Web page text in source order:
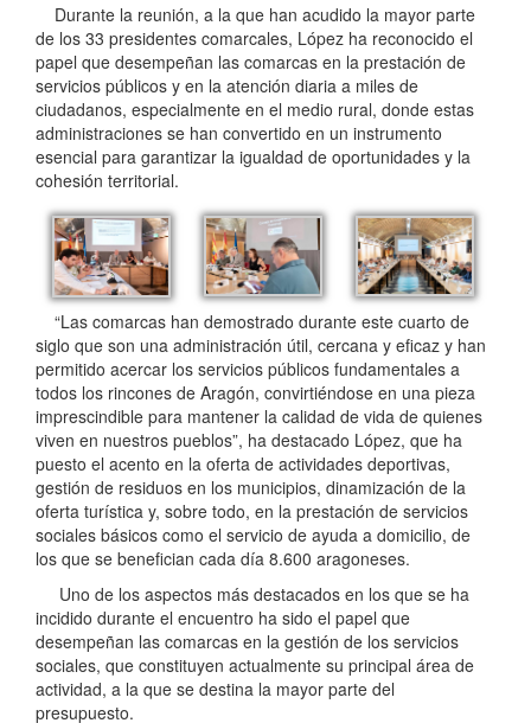
Durante la reunión, a la que han acudido la mayor parte
de los 33 presidentes comarcales, López ha reconocido el
papel que desempeñan las comarcas en la prestación de
servicios públicos y en la atención diaria a miles de
ciudadanos, especialmente en el medio rural, donde estas
administraciones se han convertido en un instrumento
esencial para garantizar la igualdad de oportunidades y la
cohesión territorial.
“Las comarcas han demostrado durante este cuarto de
siglo que son una administración útil, cercana y eficaz y han
permitido acercar los servicios públicos fundamentales a
todos los rincones de Aragón, convirtiéndose en una pieza
imprescindible para mantener la calidad de vida de quienes
viven en nuestros pueblos”, ha destacado López, que ha
puesto el acento en la oferta de actividades deportivas,
gestión de residuos en los municipios, dinamización de la
oferta turística y, sobre todo, en la prestación de servicios
sociales básicos como el servicio de ayuda a domicilio, de
los que se benefician cada día 8.600 aragoneses.
Uno de los aspectos más destacados en los que se ha
incidido durante el encuentro ha sido el papel que
desempeñan las comarcas en la gestión de los servicios
sociales, que constituyen actualmente su principal área de
actividad, a la que se destina la mayor parte del
presupuesto.